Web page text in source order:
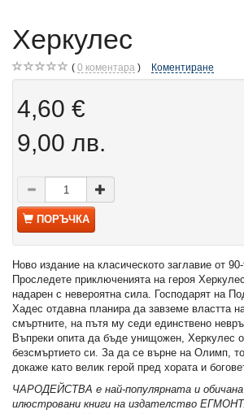
Херкулес
0 коментара Коментиране
4,60 €
9,00 лв.
ПОРЪЧКА
Ново издание на класическото заглавие от
Проследете приключенията на героя
надарен с невероятна сила. Господарят на
Хадес отдавна планира да завземе властта
смъртните, на пътя му седи единствено
Въпреки опита да бъде унищожен, Херкулес
безсмъртието си. За да се върне на Олимп,
докаже като велик герой пред хората и
ЧАРОДЕЙСТВА е най-популярната и обичана
илюстровани книги на издателство